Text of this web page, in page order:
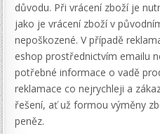
důvodu. Při vrácení zboží je
jako je vrácení zboží v
nepoškozené. V případě
eshop prostřednictvím emailu
potřebné informace o vadě
reklamace co nejrychleji a
řešení, ať už formou výměny
peněz.